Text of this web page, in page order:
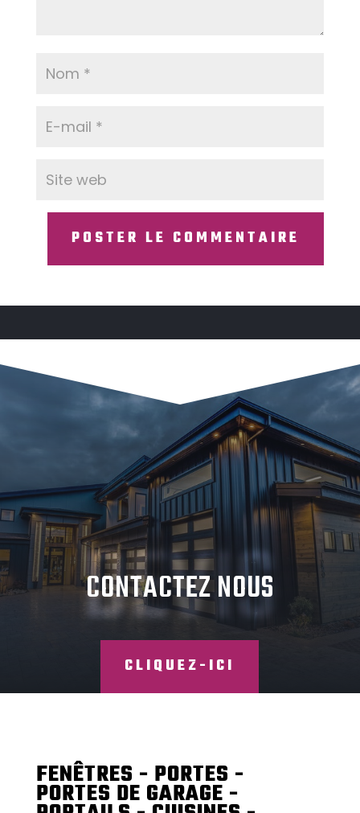
DEVIS
CONTACTEZ NOUS
CLIQUEZ-ICI
FENÊTRES - PORTES -
PORTES DE GARAGE -